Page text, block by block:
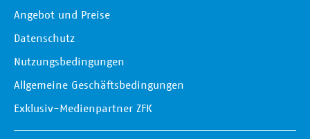
Angebot und Preise
Datenschutz
Nutzungsbedingungen
Allgemeine Geschäftsbedingungen
Exklusiv-Medienpartner ZFK